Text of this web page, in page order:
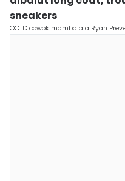
sneakers
OOTD cowok mamba ala Ryan